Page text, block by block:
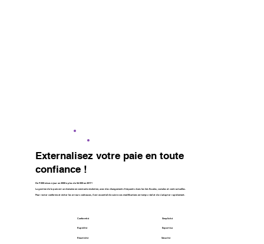
Externalisez votre paie en toute
confiance !
Conformité
Rapidité
Réactivité
Simplicité
Expertise
Sécurité
De 9 000 mises à jour en 2008 à plus de 56 000 en 2017 !
La gestion de la paie est un domaine en constante évolution, avec des changements fréquents dans les lois fiscales, sociales et contractuelles.
​Pour rester conforme et éviter les erreurs coûteuses, il est essentiel de suivre ces modifications en temps réel et de s’adapter rapidement.